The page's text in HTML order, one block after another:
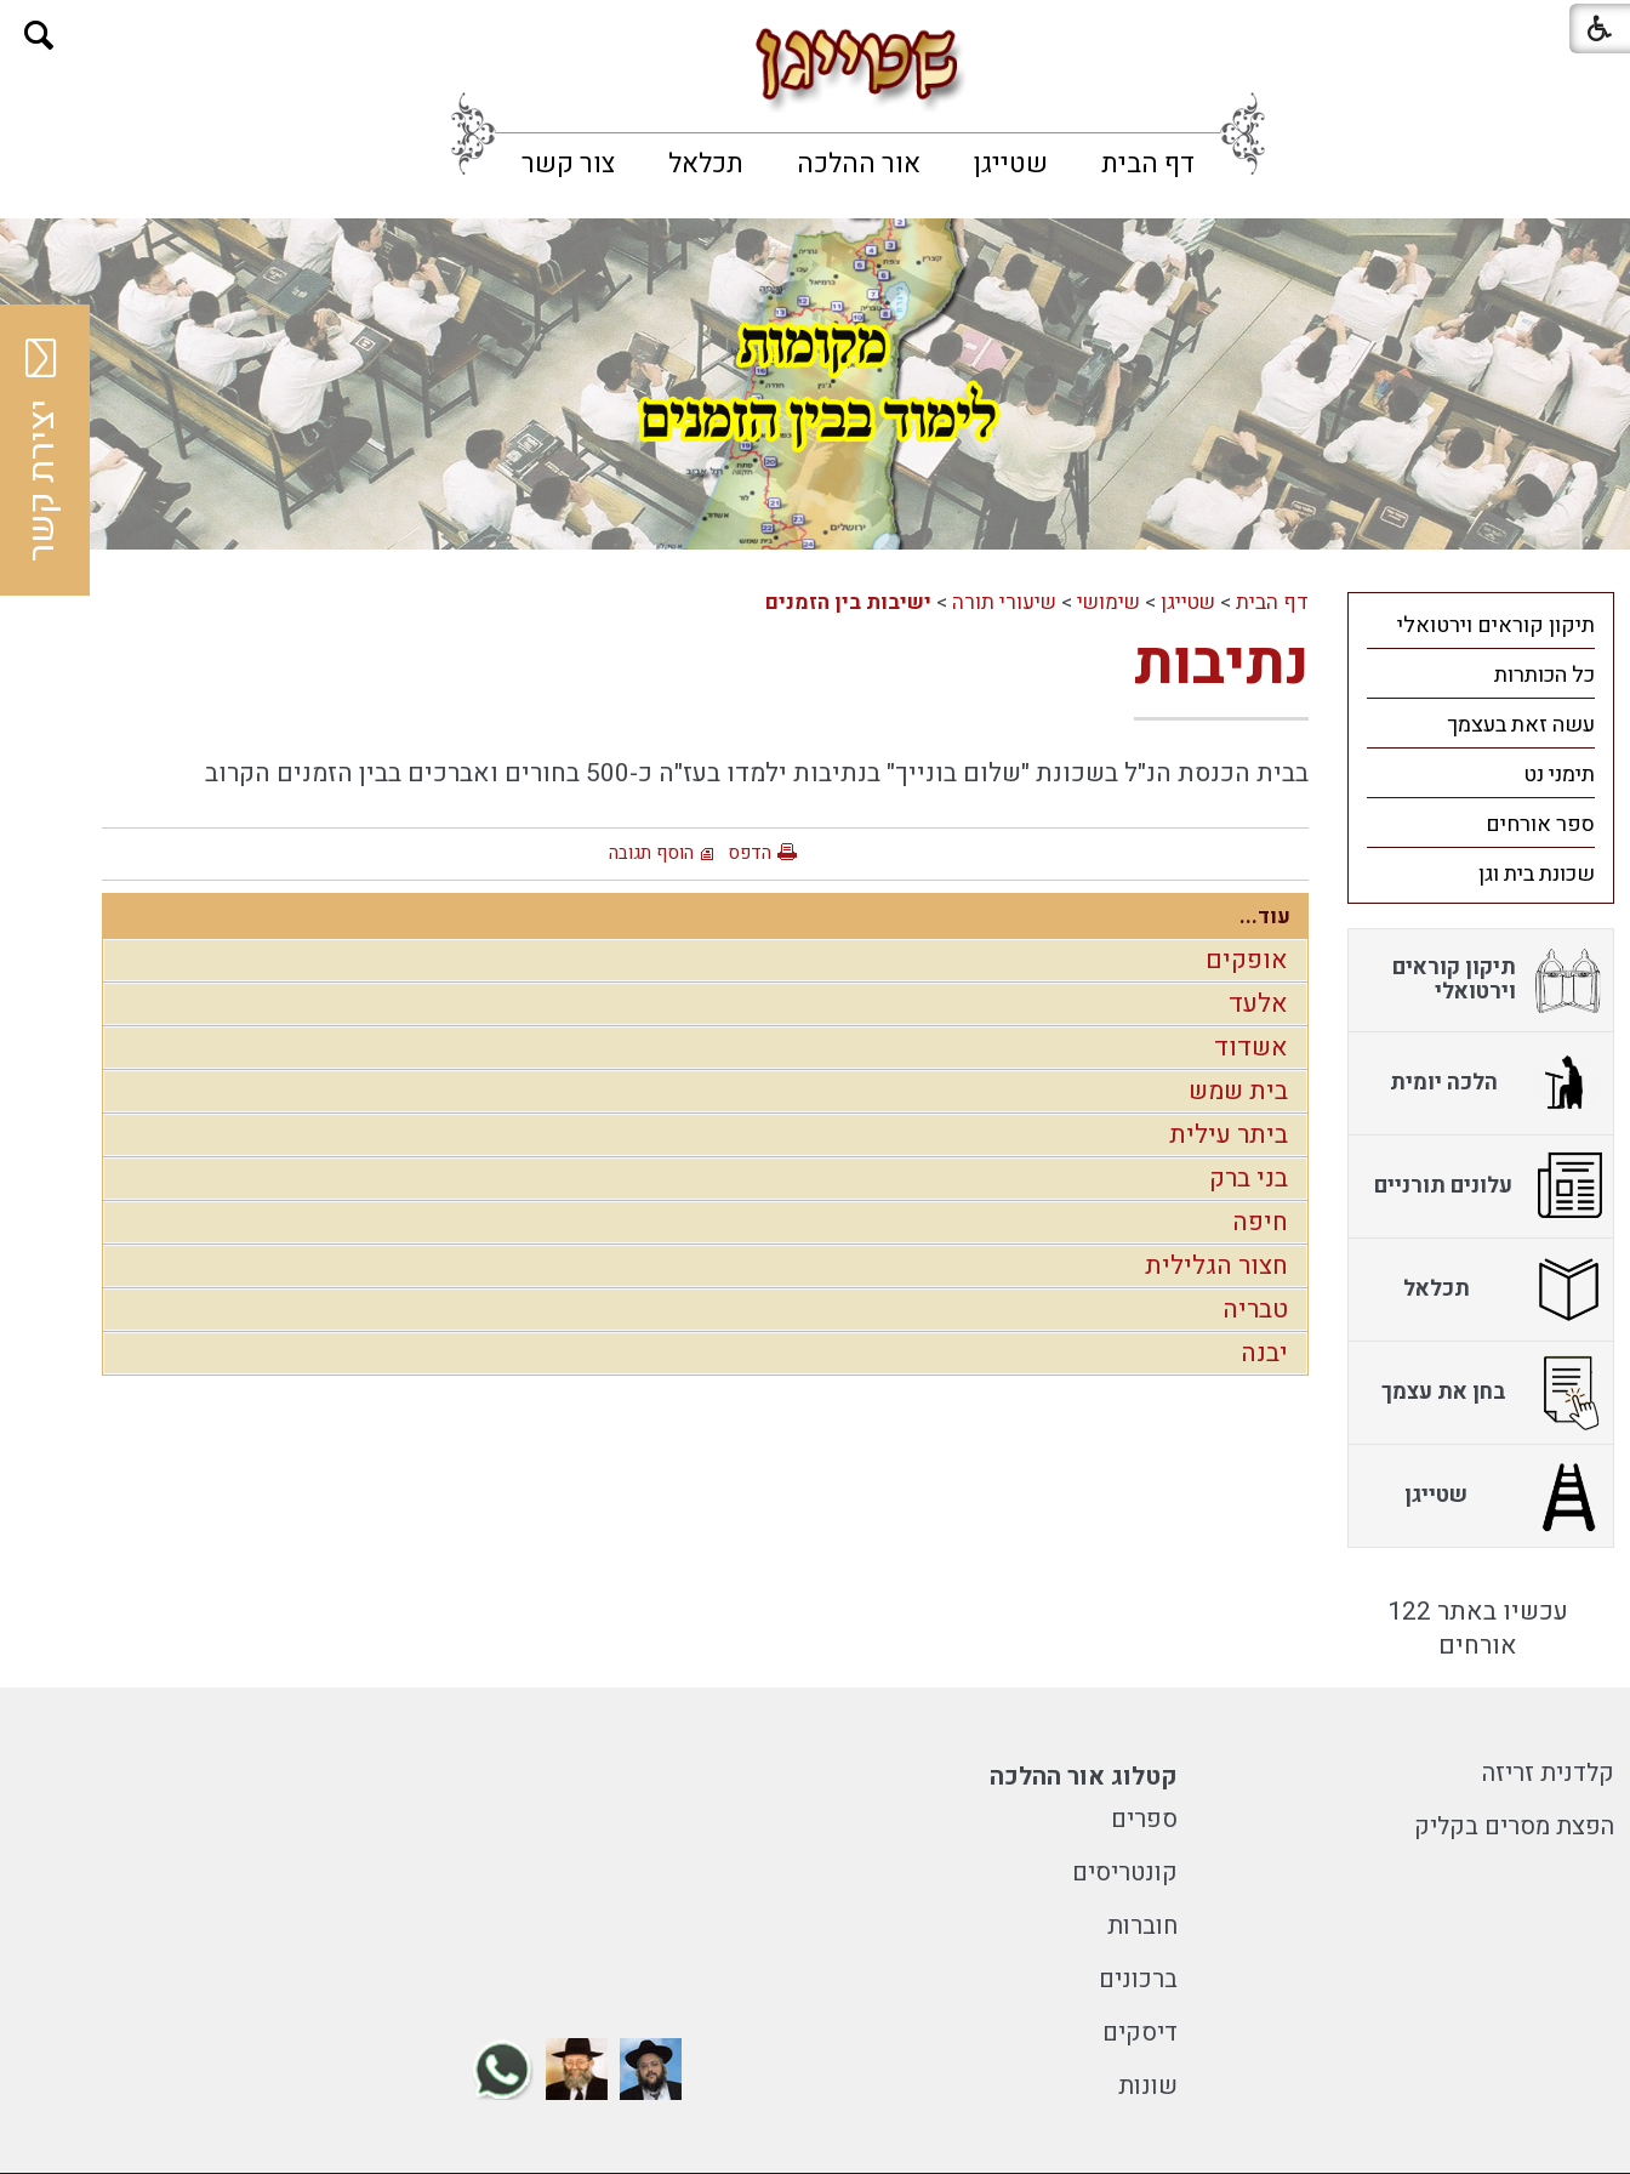
דף הבית שטייגן אור ההלכה תכלאל צור קשר
דף הבית> שטייגן> שימושי> שיעורי תורה > ישיבות בין הזמנים
נתיבות
בבית הכנסת הנ"ל בשכונת "שלום בונייך" בנתיבות ילמדו בעז"ה כ-500 בחורים ואברכים בבין הזמנים הקרוב
הדפס הוסף תגובה
עוד...
אופקים
אלעד
אשדוד
בית שמש
ביתר עילית
בני ברק
חיפה
חצור הגלילית
טבריה
יבנה
תיקון קוראים וירטואלי
כל הכותרות
עשה זאת בעצמך
תימני נט
ספר אורחים
שכונת בית וגן
תיקון קוראים
וירטואלי
הלכה יומית
עלונים תורניים
תכלאל
בחן את עצמך
שטייגן
עכשיו באתר 122
אורחים
קלדנית זריזה
הפצת מסרים בקליק
קטלוג אור ההלכה
ספרים
קונטריסים
חוברות
ברכונים
דיסקים
שונות
יצירת קשר